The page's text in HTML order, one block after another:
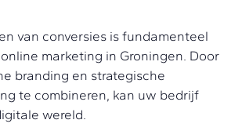
van conversies is fundamenteel
marketing in Groningen. Door
branding en strategische
te combineren, kan uw bedrijf
wereld.